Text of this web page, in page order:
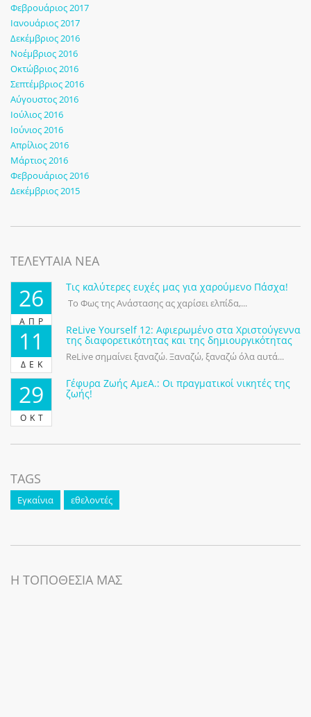
Φεβρουάριος 2017
Ιανουάριος 2017
Δεκέμβριος 2016
Νοέμβριος 2016
Οκτώβριος 2016
Σεπτέμβριος 2016
Αύγουστος 2016
Ιούλιος 2016
Ιούνιος 2016
Απρίλιος 2016
Μάρτιος 2016
Φεβρουάριος 2016
Δεκέμβριος 2015
ΤΕΛΕΥΤΑΙΑ ΝΕΑ
26
ΑΠΡ
Τις καλύτερες ευχές μας για χαρούμενο Πάσχα!
Το Φως της Ανάστασης ας χαρίσει ελπίδα,...
11
ΔΕΚ
ReLive Yourself 12: Αφιερωμένο στα Χριστούγεννα
της διαφορετικότητας και της δημιουργικότητας
ReLive σημαίνει ξαναζώ. Ξαναζώ, ξαναζώ όλα αυτά...
29
ΟΚΤ
Γέφυρα Ζωής ΑμεΑ.: Οι πραγματικοί νικητές της
ζωής!
TAGS
Εγκαίνια εθελοντές
Η ΤΟΠΟΘΕΣΙΑ ΜΑΣ